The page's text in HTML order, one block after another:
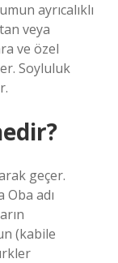
ayrıcalıklı
veya
ve özel
Soyluluk
geçer.
adı
(kabile